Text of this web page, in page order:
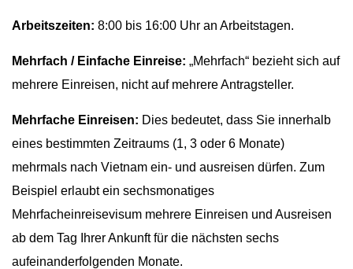
Arbeitszeiten: 8:00 bis 16:00 Uhr an Arbeitstagen.
Mehrfach / Einfache Einreise: „Mehrfach“ bezieht sich auf
mehrere Einreisen, nicht auf mehrere Antragsteller.
Mehrfache Einreisen: Dies bedeutet, dass Sie innerhalb
eines bestimmten Zeitraums (1, 3 oder 6 Monate)
mehrmals nach Vietnam ein- und ausreisen dürfen. Zum
Beispiel erlaubt ein sechsmonatiges
Mehrfacheinreisevisum mehrere Einreisen und Ausreisen
ab dem Tag Ihrer Ankunft für die nächsten sechs
aufeinanderfolgenden Monate.